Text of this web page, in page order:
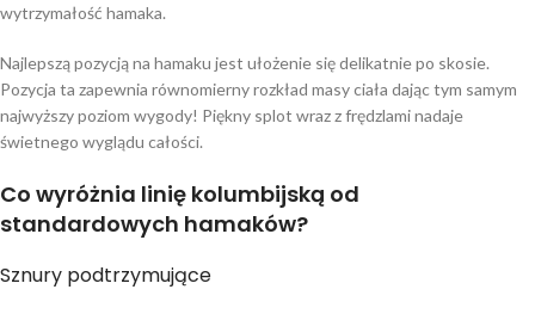
wytrzymałość hamaka.
Najlepszą pozycją na hamaku jest ułożenie się delikatnie po skosie.
Pozycja ta zapewnia równomierny rozkład masy ciała dając tym samym
najwyższy poziom wygody! Piękny splot wraz z frędzlami nadaje
świetnego wyglądu całości.
Co wyróżnia linię kolumbijską od
standardowych hamaków?
Sznury podtrzymujące